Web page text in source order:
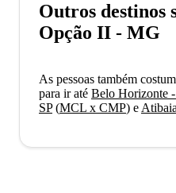
Outros destinos
Opção II - MG
As pessoas também
para ir até Belo Horizonte
SP(MCL x CMP) e